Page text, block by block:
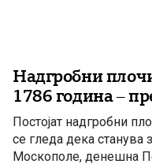
Надгробни
1786 година –
Постојат надгробни
се гледа дека
Москополе, денешна